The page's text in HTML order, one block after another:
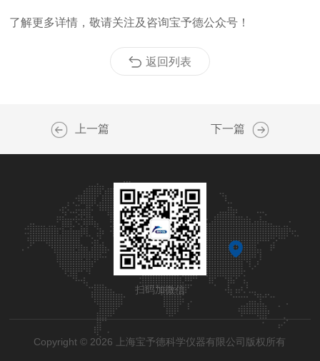
了解更多详情，敬请关注及咨询宝予德公众号！
返回列表
上一篇 下一篇
扫码加微信
Copyright © 2026 上海宝予德科学仪器有限公司版权所有